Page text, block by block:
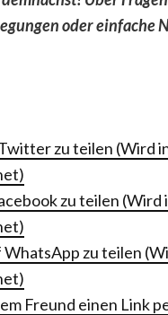
oder einfache
zu teilen (Wird
zu teilen (Wird
WhatsApp zu teilen
Freund einen Link